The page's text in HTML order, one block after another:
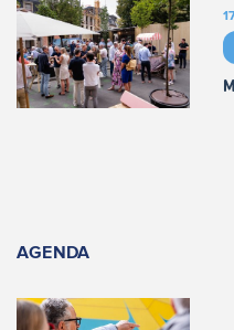
AGENDA